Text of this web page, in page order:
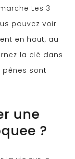
Les 3
pouvez voir
en haut, au
la clé dans
pênes sont
une
?